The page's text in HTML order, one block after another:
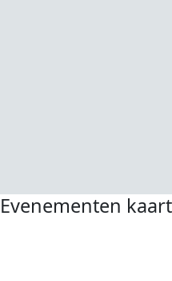
Evenementen kaart